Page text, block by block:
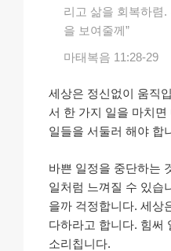
리고 삶을 회복하렴
을 보여줄께”
마태복음 11:28-29
세상은 정신없이 움직
서 한 가지 일을 마치
일들을 서둘러 해야 합
바쁜 일정을 중단하는
일처럼 느껴질 수 있습
을까 걱정합니다. 세상
다하라고 합니다. 힘써
소리칩니다.